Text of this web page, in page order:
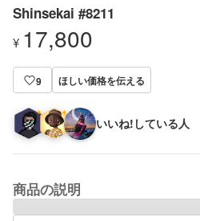
Shinsekai #8211
¥ 17,800
9 ほしい価格を伝える
いいね!している人
商品の説明